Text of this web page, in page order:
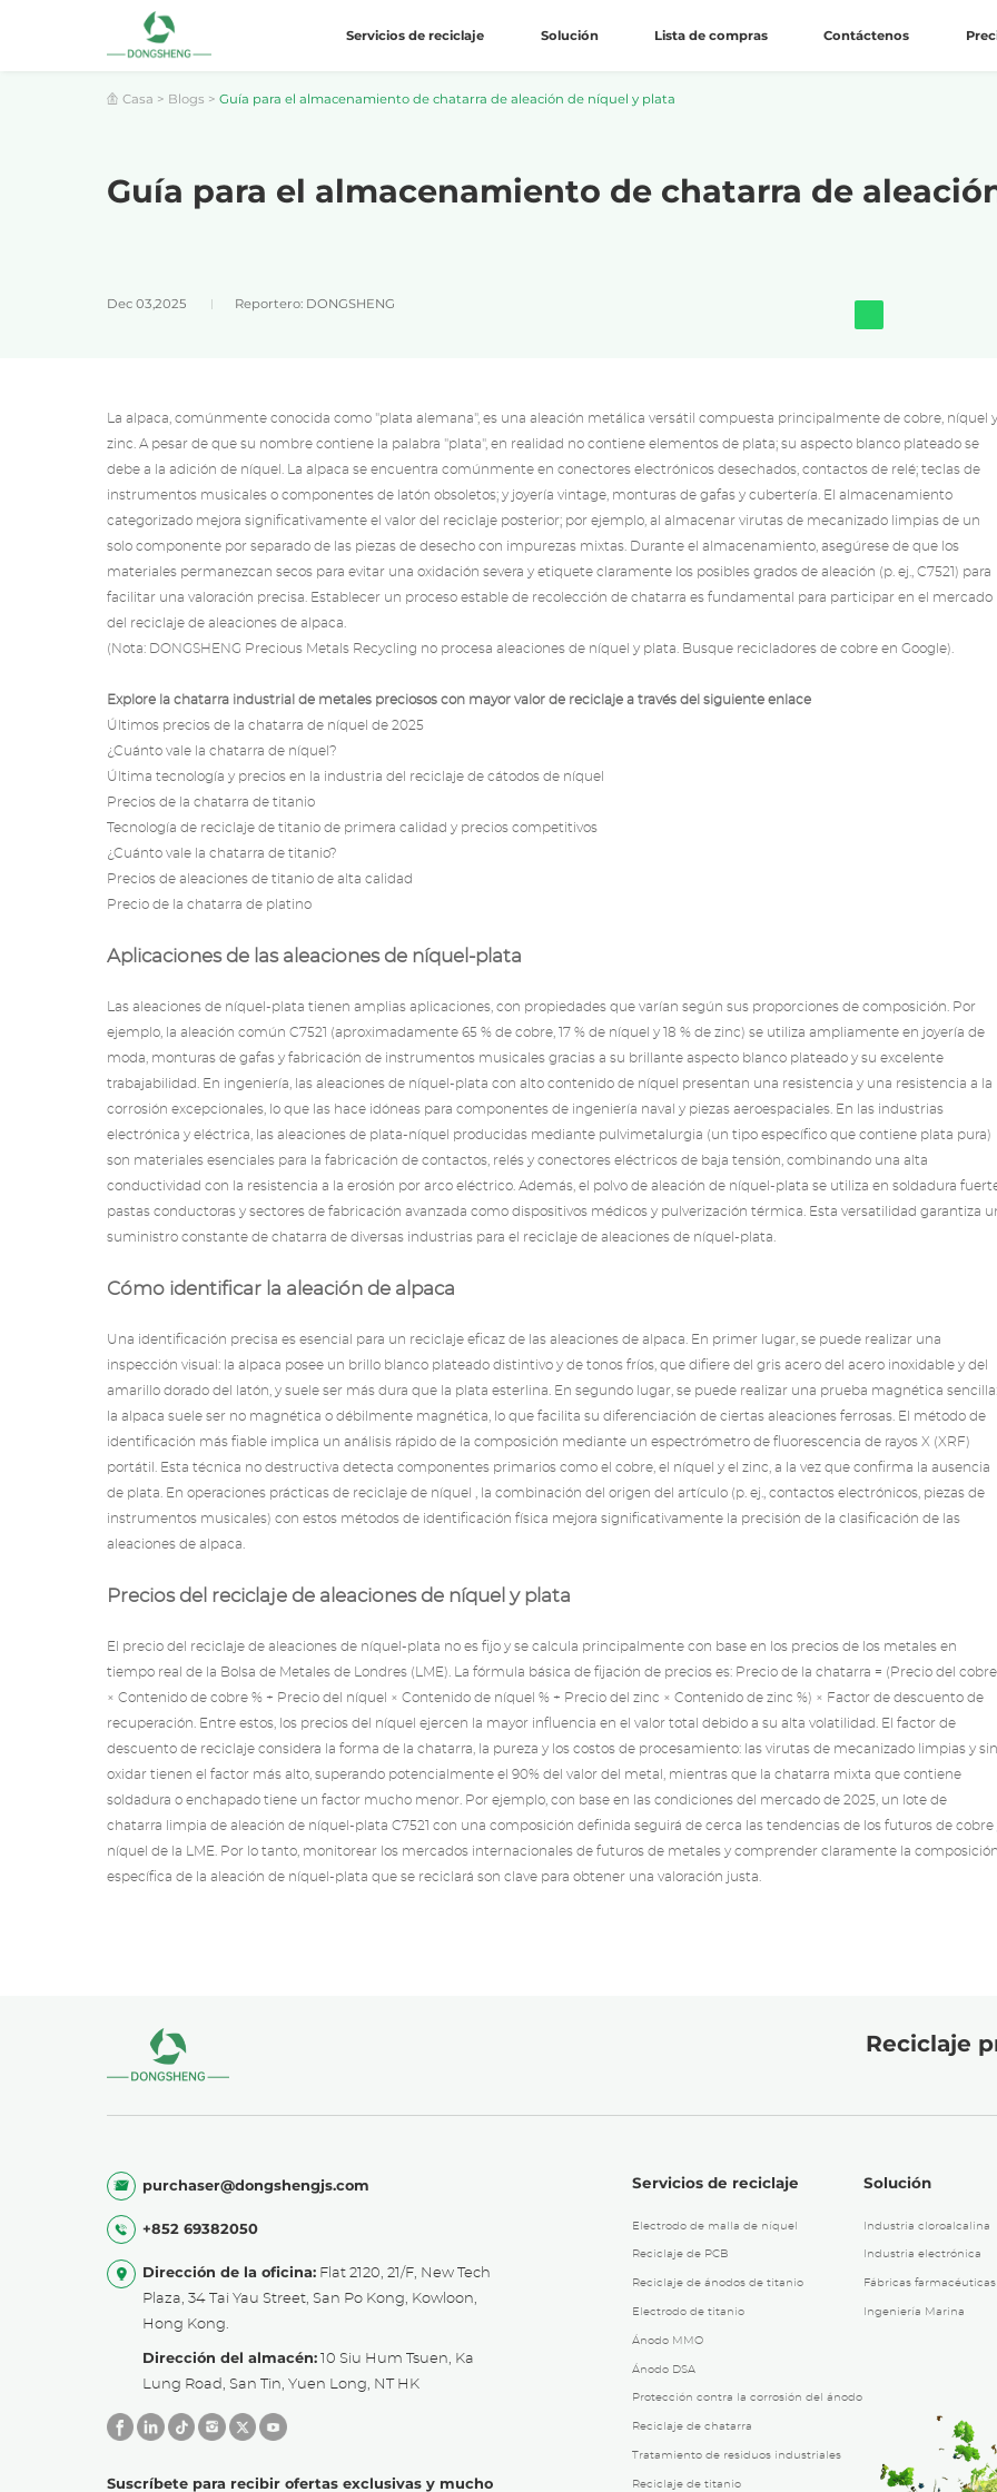
Servicios de reciclaje Solución Lista de compras Contáctenos
Casa > Blogs > Guía para el almacenamiento de chatarra de aleación de níquel y plata
Guía para el almacenamiento de chatarra de
Dec 03,2025 Reportero: DONGSHENG
La alpaca, comúnmente conocida como "plata alemana", es una aleación metálica versátil compuesta principalmente de cobre, níquel y
zinc. A pesar de que su nombre contiene la palabra "plata", en realidad no contiene elementos de plata; su aspecto blanco plateado se
debe a la adición de níquel. La alpaca se encuentra comúnmente en conectores electrónicos desechados, contactos de relé; teclas de
instrumentos musicales o componentes de latón obsoletos; y joyería vintage, monturas de gafas y cubertería. El almacenamiento
categorizado mejora significativamente el valor del reciclaje posterior; por ejemplo, al almacenar virutas de mecanizado limpias de un
solo componente por separado de las piezas de desecho con impurezas mixtas. Durante el almacenamiento, asegúrese de que los
materiales permanezcan secos para evitar una oxidación severa y etiquete claramente los posibles grados de aleación (p. ej., C7521) para
facilitar una valoración precisa. Establecer un proceso estable de recolección de chatarra es fundamental para participar en el mercado
del reciclaje de aleaciones de alpaca.
(Nota: DONGSHENG Precious Metals Recycling no procesa aleaciones de níquel y plata. Busque recicladores de cobre en Google).
Explore la chatarra industrial de metales preciosos con mayor valor de reciclaje a través del siguiente enlace
Últimos precios de la chatarra de níquel de 2025
¿Cuánto vale la chatarra de níquel?
Última tecnología y precios en la industria del reciclaje de cátodos de níquel
Precios de la chatarra de titanio
Tecnología de reciclaje de titanio de primera calidad y precios competitivos
¿Cuánto vale la chatarra de titanio?
Precios de aleaciones de titanio de alta calidad
Precio de la chatarra de platino
Aplicaciones de las aleaciones de níquel-plata
Las aleaciones de níquel-plata tienen amplias aplicaciones, con propiedades que varían según sus proporciones de composición. Por
ejemplo, la aleación común C7521 (aproximadamente 65 % de cobre, 17 % de níquel y 18 % de zinc) se utiliza ampliamente en joyería de
moda, monturas de gafas y fabricación de instrumentos musicales gracias a su brillante aspecto blanco plateado y su excelente
trabajabilidad. En ingeniería, las aleaciones de níquel-plata con alto contenido de níquel presentan una resistencia y una resistencia a la
corrosión excepcionales, lo que las hace idóneas para componentes de ingeniería naval y piezas aeroespaciales. En las industrias
electrónica y eléctrica, las aleaciones de plata-níquel producidas mediante pulvimetalurgia (un tipo específico que contiene plata pura)
son materiales esenciales para la fabricación de contactos, relés y conectores eléctricos de baja tensión, combinando una alta
conductividad con la resistencia a la erosión por arco eléctrico. Además, el polvo de aleación de níquel-plata se utiliza en soldadura
pastas conductoras y sectores de fabricación avanzada como dispositivos médicos y pulverización térmica. Esta versatilidad garantiza
suministro constante de chatarra de diversas industrias para el reciclaje de aleaciones de níquel-plata.
Cómo identificar la aleación de alpaca
Una identificación precisa es esencial para un reciclaje eficaz de las aleaciones de alpaca. En primer lugar, se puede realizar una
inspección visual: la alpaca posee un brillo blanco plateado distintivo y de tonos fríos, que difiere del gris acero del acero inoxidable y del
amarillo dorado del latón, y suele ser más dura que la plata esterlina. En segundo lugar, se puede realizar una prueba magnética sencilla:
la alpaca suele ser no magnética o débilmente magnética, lo que facilita su diferenciación de ciertas aleaciones ferrosas. El método de
identificación más fiable implica un análisis rápido de la composición mediante un espectrómetro de fluorescencia de rayos X (XRF)
portátil. Esta técnica no destructiva detecta componentes primarios como el cobre, el níquel y el zinc, a la vez que confirma la ausencia
de plata. En operaciones prácticas de reciclaje de níquel , la combinación del origen del artículo (p. ej., contactos electrónicos, piezas de
instrumentos musicales) con estos métodos de identificación física mejora significativamente la precisión de la clasificación de las
aleaciones de alpaca.
Precios del reciclaje de aleaciones de níquel y plata
El precio del reciclaje de aleaciones de níquel-plata no es fijo y se calcula principalmente con base en los precios de los metales en
tiempo real de la Bolsa de Metales de Londres (LME). La fórmula básica de fijación de precios es: Precio de la chatarra = (Precio del cobre
× Contenido de cobre % + Precio del níquel × Contenido de níquel % + Precio del zinc × Contenido de zinc %) × Factor de descuento de
recuperación. Entre estos, los precios del níquel ejercen la mayor influencia en el valor total debido a su alta volatilidad. El factor de
descuento de reciclaje considera la forma de la chatarra, la pureza y los costos de procesamiento: las virutas de mecanizado limpias y sin
oxidar tienen el factor más alto, superando potencialmente el 90% del valor del metal, mientras que la chatarra mixta que contiene
soldadura o enchapado tiene un factor mucho menor. Por ejemplo, con base en las condiciones del mercado de 2025, un lote de
chatarra limpia de aleación de níquel-plata C7521 con una composición definida seguirá de cerca las tendencias de los futuros de cobre
níquel de la LME. Por lo tanto, monitorear los mercados internacionales de futuros de metales y comprender claramente la composición
específica de la aleación de níquel-plata que se reciclará son clave para obtener una valoración justa.
Reciclaje
purchaser@dongshengjs.com
+852 69382050
Dirección de la oficina: Flat 2120, 21/F, New Tech
Plaza, 34 Tai Yau Street, San Po Kong, Kowloon,
Hong Kong.
Dirección del almacén: 10 Siu Hum Tsuen, Ka
Lung Road, San Tin, Yuen Long, NT HK
Suscríbete para recibir ofertas exclusivas y mucho
Servicios de reciclaje
Electrodo de malla de níquel
Reciclaje de PCB
Reciclaje de ánodos de titanio
Electrodo de titanio
Ánodo MMO
Ánodo DSA
Protección contra la corrosión del ánodo
Reciclaje de chatarra
Tratamiento de residuos industriales
Reciclaje de titanio
Solución
Industria cloroalcalina
Industria electrónica
Fábricas farmacéuticas
Ingeniería Marina